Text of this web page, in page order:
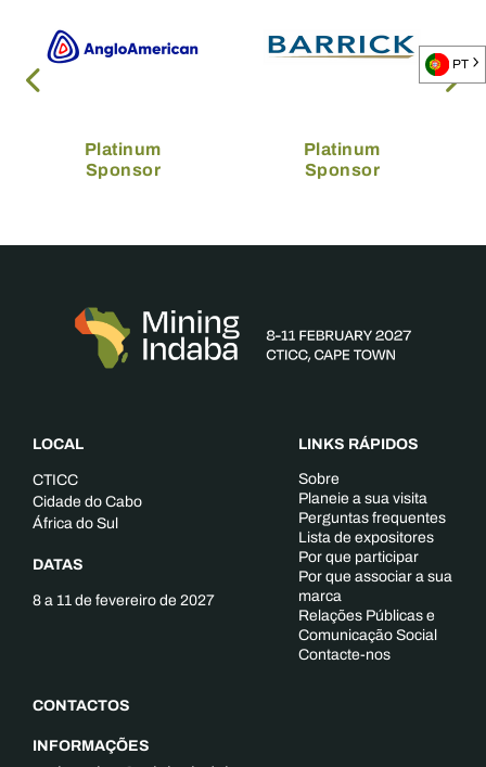
Platinum
Sponsor
Platinum
Sponsor
LOCAL
CTICC
Cidade do Cabo
África do Sul
DATAS
8 a 11 de fevereiro de 2027
CONTACTOS
INFORMAÇÕES
LINKS RÁPIDOS
Sobre
Planeie a sua visita
Perguntas frequentes
Lista de expositores
Por que participar
Por que associar a sua
marca
Relações Públicas e
Comunicação Social
Contacte-nos
PT